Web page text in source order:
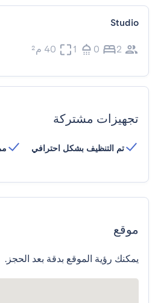
Studio
2
0
1 40 م²
تجهيزات مشتركة
تم التنظيف بشكل احترافي
موقع
يمكنك رؤية الموقع بدقة بعد الحجز.